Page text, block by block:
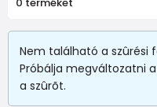
Nem található a szûrési
Próbálja megváltozatni
a szûrõt.